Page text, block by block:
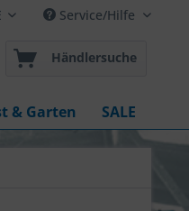
Service/Hilfe
Händlersuche
& Garten SALE